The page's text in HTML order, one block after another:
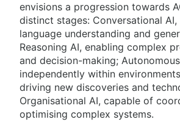
envisions a progression towards
distinct stages: Conversational
language understanding and
Reasoning AI, enabling complex
and decision-making;
independently within
driving new discoveries and
Organisational AI, capable of
optimising complex systems.